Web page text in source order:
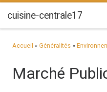
Passer au contenu
cuisine-centrale17
Accueil » Généralités »
Marché